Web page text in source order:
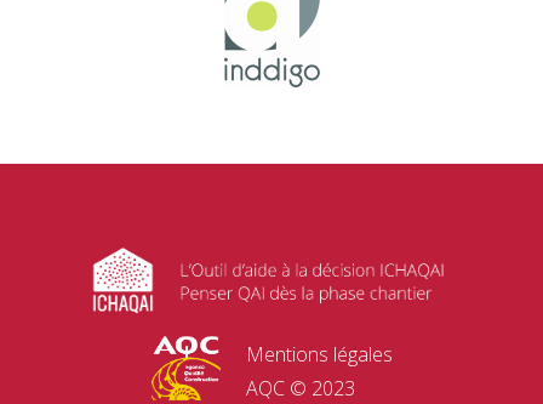
Mentions légales
AQC © 2023